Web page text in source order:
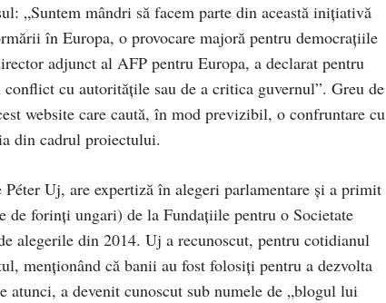
„Suntem mândri să facem parte din această inițiativă
în Europa, o provocare majoră pentru democrațiile
adjunct al AFP pentru Europa, a declarat pentru
cu autoritățile sau de a critica guvernul”. Greu de
website care caută, în mod previzibil, o confruntare cu
din cadrul proiectului.
Uj, are expertiză în alegeri parlamentare și a primit
de forinți ungari) de la Fundațiile pentru o Societate
alegerile din 2014. Uj a recunoscut, pentru cotidianul
menționând că banii au fost folosiți pentru a dezvolta
a devenit cunoscut sub numele de „blogul lui